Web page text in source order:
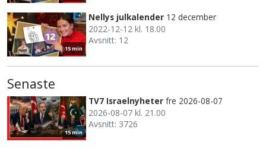
15 min
Nellys julkalender 12 december
2022-12-12 kl. 18.00
Avsnitt: 12
Senaste
15 min
TV7 Israelnyheter fre 2026-08-07
2026-08-07 kl. 21.00
Avsnitt: 3726